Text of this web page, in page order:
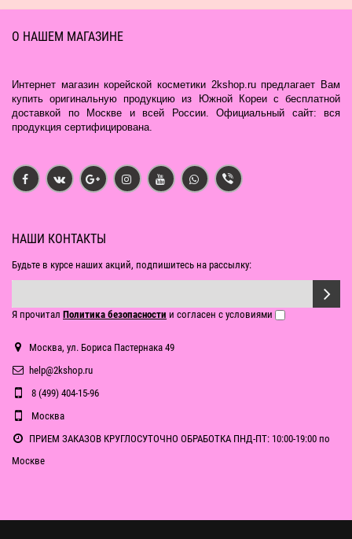
О НАШЕМ МАГАЗИНЕ
Интернет магазин корейской косметики 2kshop.ru предлагает Вам
купить оригинальную продукцию из Южной Кореи с бесплатной
доставкой по Москве и всей России. Официальный сайт: вся
продукция сертифицирована.
НАШИ КОНТАКТЫ
Будьте в курсе наших акций, подпишитесь на рассылку:
Я прочитал Политика безопасности и согласен с условиями
Москва, ул. Бориса Пастернака 49
help@2kshop.ru
8 (499) 404-15-96
Москва
ПРИЕМ ЗАКАЗОВ КРУГЛОСУТОЧНО ОБРАБОТКА ПНД-ПТ: 10:00-19:00 по
Москве